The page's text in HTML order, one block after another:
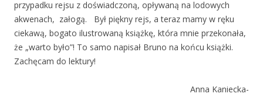
przypadku rejsu z doświadczoną, opływaną na lodowych
akwenach, załogą. Był piękny rejs, a teraz mamy w ręku
ciekawą, bogato ilustrowaną książkę, która mnie przekonała,
że „warto było”! To samo napisał Bruno na końcu książki.
Zachęcam do lektury!
Anna Kaniecka-